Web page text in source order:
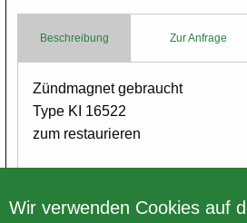
Beschreibung Zur Anfrage
Body
Zündmagnet gebraucht
Type KI 16522
zum restaurieren
Wir verwenden Cookies auf